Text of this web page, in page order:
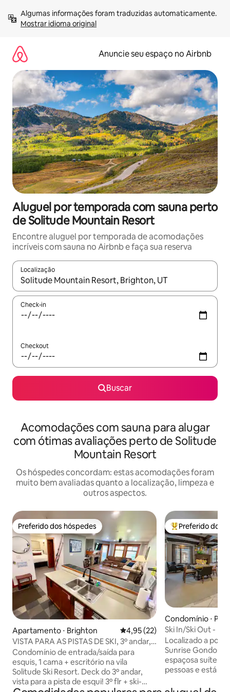
para
Mostrar idioma original
Anuncie seu espaço no Airbnb
Aluguel por temporada com sauna perto
de Solitude Mountain Resort
Encontre aluguel por temporada de acomodações
incríveis com sauna no Airbnb e faça sua reserva
Localização
Quando os resultados estiverem disponíveis, explore-os
Check-in
Checkout
Buscar
Acomodações com sauna para alugar
com ótimas avaliações perto de Solitude
Mountain Resort
Os hóspedes concordam: estas acomodações foram
muito bem avaliadas quanto a localização, limpeza e
outros aspectos.
Preferido dos hóspedes
Preferido dos hóspedes
Apartamento ⋅ Brighton 4,95 de uma avaliação média
4,95 (22)
VISTA PARA AS PISTAS DE SKI, 3º andar, 1
cama + estúdio! Piscina aquecida!
Condomínio de entrada/saída para
esquis, 1 cama + escritório na vila
Solitude Ski Resort. Deck do 3º andar,
vista para a pista de esqui! 3º flr + ski-
Entre os
Preferido dos
Condomínio ⋅
Ski In/Ski Out -
Hyatt
Localizado a
Sunrise Gondola
espaçosa suíte de
pessoas e está
Ski Resort,